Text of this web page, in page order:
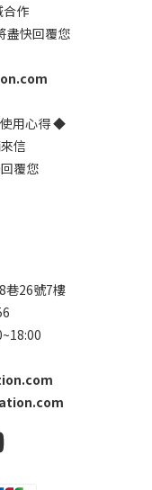
合作
盡快回覆您
用心得 ◆
信
覆您
巷26號7樓